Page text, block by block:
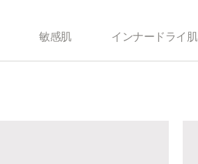
敏感肌 インナードライ肌